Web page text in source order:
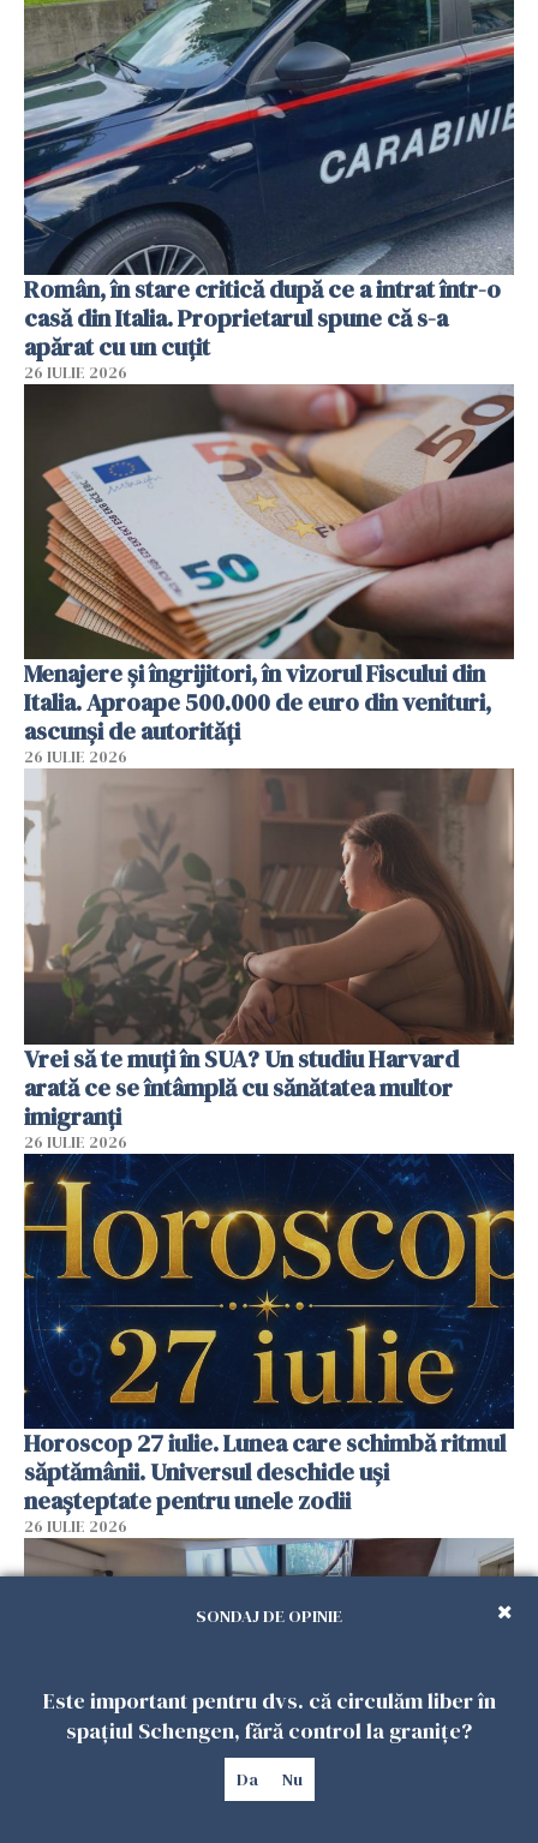
Român, în stare critică după ce a intrat într-o
casă din Italia. Proprietarul spune că s-a
apărat cu un cuțit
26 IULIE 2026
Menajere și îngrijitori, în vizorul Fiscului din
Italia. Aproape 500.000 de euro din venituri,
ascunși de autorități
26 IULIE 2026
Vrei să te muți în SUA? Un studiu Harvard
arată ce se întâmplă cu sănătatea multor
imigranți
26 IULIE 2026
Horoscop 27 iulie. Lunea care schimbă ritmul
săptămânii. Universul deschide uși
neașteptate pentru unele zodii
26 IULIE 2026
SONDAJ DE OPINIE
Este important pentru dvs. că circulăm liber în
spațiul Schengen, fără control la granițe?
Da Nu